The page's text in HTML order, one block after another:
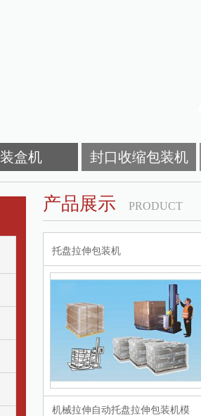
装盒机 封口收缩包装机
产品展示 PRODUCT
托盘拉伸包装机
机械拉伸自动托盘拉伸包装机模